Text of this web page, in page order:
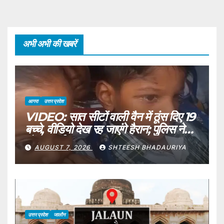
अभी अभी की खबरें
आगरा उत्तर प्रदेश
VIDEO: सात सीटों वाली वैन में ठूंस दिए 19
बच्चे, वीडियो देख रह जाएंगे हैरान; पुलिस ने
ठोंका जुर्माना
AUGUST 7, 2026 SHTEESH BHADAURIYA
उत्तर प्रदेश जालौन